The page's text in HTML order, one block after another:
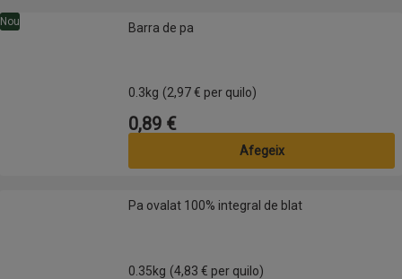
Nou
Barra de pa Barra de pa
0.3kg (2,97 € per quilo)
Preu
0,89 €
Afegeix
Pa ovalat 100% integral de blatPa ovalat 100% integral de blat
0.35kg (4,83 € per quilo)